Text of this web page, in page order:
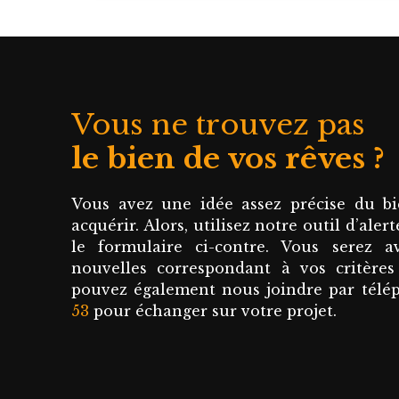
Vous ne trouvez pas
le bien de vos rêves ?
Vous avez une idée assez précise du
acquérir. Alors, utilisez notre outil
le formulaire ci-contre. Vous serez
nouvelles correspondant à vos
pouvez également nous joindre par
53 pour échanger sur votre projet.